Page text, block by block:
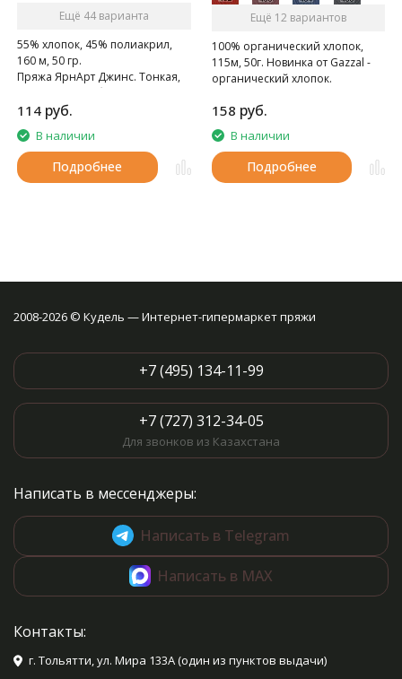
Ещё 44 варианта
55% хлопок, 45% полиакрил,
160 м, 50 гр.
Пряжа ЯрнАрт Джинс. Тонкая,
мягкая, слегка бархатистая
нитка. Очень приятная на
114 руб.
В наличии
Подробнее
Ещё 12 вариантов
100% органический хлопок,
115м, 50г. Новинка от Gazzal -
органический хлопок.
158 руб.
В наличии
Подробнее
2008-2026 © Кудель — Интернет-гипермаркет пряжи
+7 (495) 134-11-99
+7 (727) 312-34-05
Для звонков из Казахстана
Написать в мессенджеры:
Написать в Telegram
Написать в MAX
Контакты:
г. Тольятти, ул. Мира 133А (один из пунктов выдачи)